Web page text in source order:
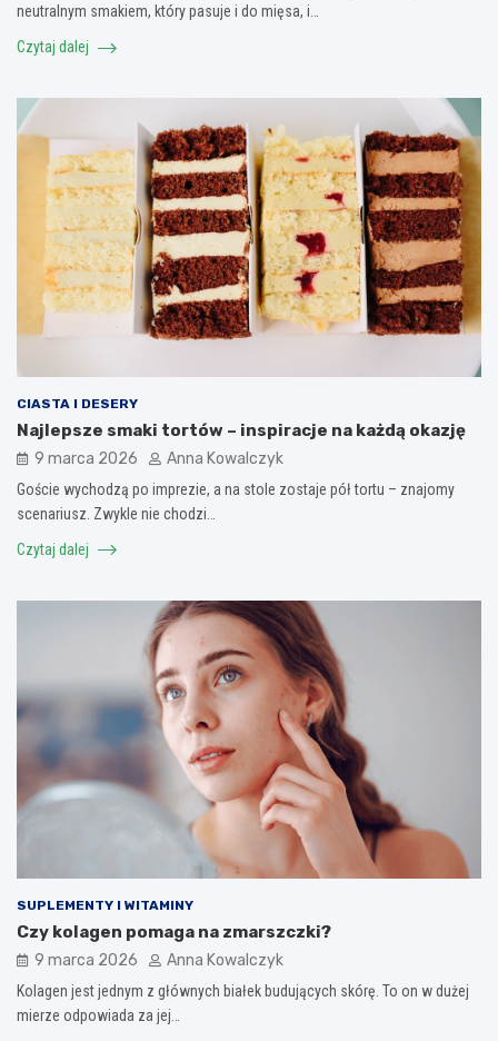
neutralnym smakiem, który pasuje i do mięsa, i…
Czytaj dalej
CIASTA I DESERY
Najlepsze smaki tortów – inspiracje na każdą okazję
9 marca 2026 Anna Kowalczyk
Goście wychodzą po imprezie, a na stole zostaje pół tortu – znajomy
scenariusz. Zwykle nie chodzi…
Czytaj dalej
SUPLEMENTY I WITAMINY
Czy kolagen pomaga na zmarszczki?
9 marca 2026 Anna Kowalczyk
Kolagen jest jednym z głównych białek budujących skórę. To on w dużej
mierze odpowiada za jej…